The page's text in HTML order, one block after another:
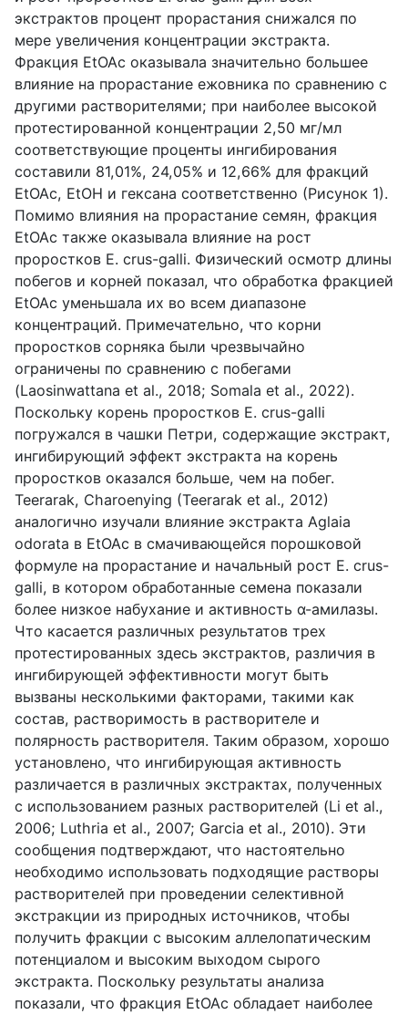
экстрактов процент прорастания снижался по
мере увеличения концентрации экстракта.
Фракция EtOAc оказывала значительно большее
влияние на прорастание ежовника по сравнению с
другими растворителями; при наиболее высокой
протестированной концентрации 2,50 мг/мл
соответствующие проценты ингибирования
составили 81,01%, 24,05% и 12,66% для фракций
EtOAc, EtOH и гексана соответственно (Рисунок 1).
Помимо влияния на прорастание семян, фракция
EtOAc также оказывала влияние на рост
проростков E. crus-galli. Физический осмотр длины
побегов и корней показал, что обработка фракцией
EtOAc уменьшала их во всем диапазоне
концентраций. Примечательно, что корни
проростков сорняка были чрезвычайно
ограничены по сравнению с побегами
(Laosinwattana et al., 2018; Somala et al., 2022).
Поскольку корень проростков E. crus-galli
погружался в чашки Петри, содержащие экстракт,
ингибирующий эффект экстракта на корень
проростков оказался больше, чем на побег.
Teerarak, Charoenying (Teerarak et al., 2012)
аналогично изучали влияние экстракта Aglaia
odorata в EtOAc в смачивающейся порошковой
формуле на прорастание и начальный рост E. crus-
galli, в котором обработанные семена показали
более низкое набухание и активность α-амилазы.
Что касается различных результатов трех
протестированных здесь экстрактов, различия в
ингибирующей эффективности могут быть
вызваны несколькими факторами, такими как
состав, растворимость в растворителе и
полярность растворителя. Таким образом, хорошо
установлено, что ингибирующая активность
различается в различных экстрактах, полученных
с использованием разных растворителей (Li et al.,
2006; Luthria et al., 2007; Garcia et al., 2010). Эти
сообщения подтверждают, что настоятельно
необходимо использовать подходящие растворы
растворителей при проведении селективной
экстракции из природных источников, чтобы
получить фракции с высоким аллелопатическим
потенциалом и высоким выходом сырого
экстракта. Поскольку результаты анализа
показали, что фракция EtOAc обладает наиболее